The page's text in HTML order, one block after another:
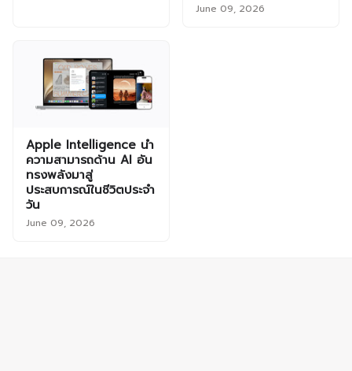
June 09, 2026
Apple Intelligence นำ
ความสามารถด้าน AI อัน
ทรงพลังมาสู่
ประสบการณ์ในชีวิตประจำ
วัน
June 09, 2026